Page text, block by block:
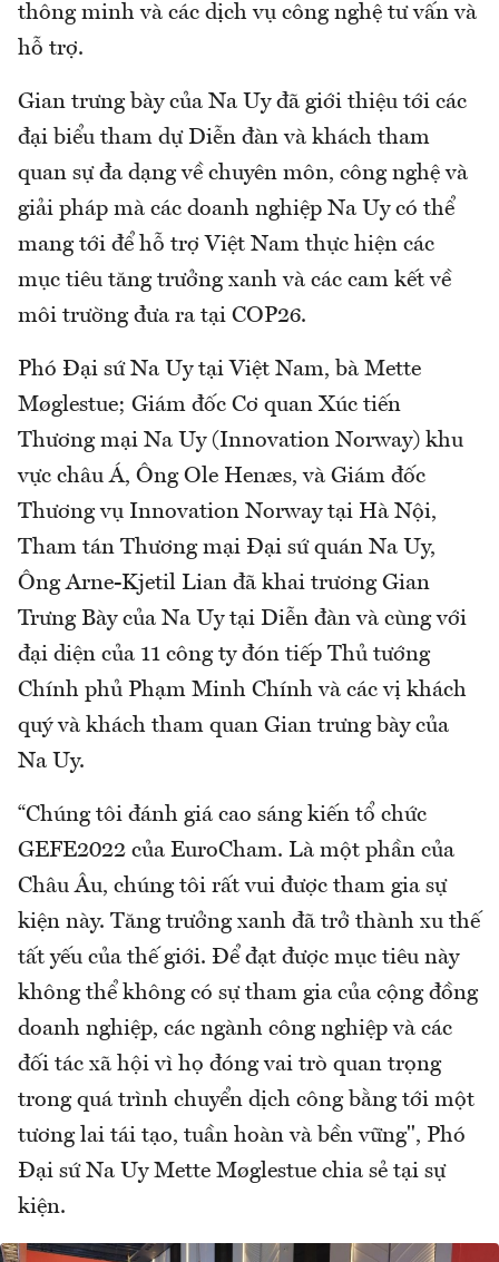
thông minh và các dịch vụ công nghệ tư vấn và
hỗ trợ.
Gian trưng bày của Na Uy đã giới thiệu tới các
đại biểu tham dự Diễn đàn và khách tham
quan sự đa dạng về chuyên môn, công nghệ và
giải pháp mà các doanh nghiệp Na Uy có thể
mang tới để hỗ trợ Việt Nam thực hiện các
mục tiêu tăng trưởng xanh và các cam kết về
môi trường đưa ra tại COP26.
Phó Đại sứ Na Uy tại Việt Nam, bà Mette
Møglestue; Giám đốc Cơ quan Xúc tiến
Thương mại Na Uy (Innovation Norway) khu
vực châu Á, Ông Ole Henæs, và Giám đốc
Thương vụ Innovation Norway tại Hà Nội,
Tham tán Thương mại Đại sứ quán Na Uy,
Ông Arne-Kjetil Lian đã khai trương Gian
Trưng Bày của Na Uy tại Diễn đàn và cùng với
đại diện của 11 công ty đón tiếp Thủ tướng
Chính phủ Phạm Minh Chính và các vị khách
quý và khách tham quan Gian trưng bày của
Na Uy.
“Chúng tôi đánh giá cao sáng kiến tổ chức
GEFE2022 của EuroCham. Là một phần của
Châu Âu, chúng tôi rất vui được tham gia sự
kiện này. Tăng trưởng xanh đã trở thành xu thế
tất yếu của thế giới. Để đạt được mục tiêu này
không thể không có sự tham gia của cộng đồng
doanh nghiệp, các ngành công nghiệp và các
đối tác xã hội vì họ đóng vai trò quan trọng
trong quá trình chuyển dịch công bằng tới một
tương lai tái tạo, tuần hoàn và bền vững", Phó
Đại sứ Na Uy Mette Møglestue chia sẻ tại sự
kiện.